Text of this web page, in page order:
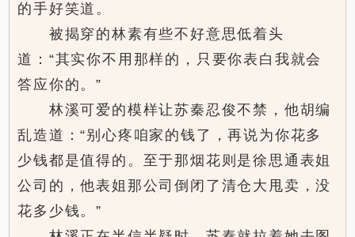
的手好笑道。
被揭穿的林素有些不好意思低着头
道：“其实你不用那样的，只要你表白我就会
答应你的。”
林溪可爱的模样让苏秦忍俊不禁，他胡编
乱造道：“别心疼咱家的钱了，再说为你花多
少钱都是值得的。至于那烟花则是徐思通表姐
公司的，他表姐那公司倒闭了清仓大甩卖，没
花多少钱。”